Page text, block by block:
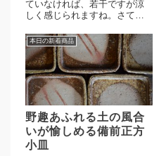
ていなければ、若干ですが涼
しく感じられますね。さて、
プ日になります。横山直樹
作 自然練込ビール杯 2点素
朴な自然練込の土肌に、火襷
の濃厚な景色が愉しめます。
使うほどに味わい深く育って
くるの...
本日の新着商品
野趣あふれる土の風合
いが愉しめる備前正方
小皿